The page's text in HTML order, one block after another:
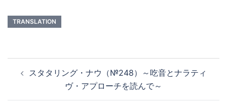
TRANSLATION
スタタリング・ナウ（№248）～吃音とナラティ
ヴ・アプローチを読んで～